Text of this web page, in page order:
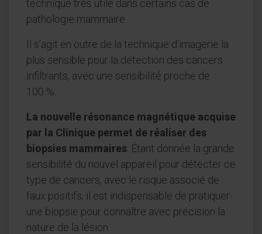
technique très utile dans certains cas de
pathologie mammaire.
Il s’agit en outre de la technique d’imagerie la
plus sensible pour la détection des cancers
infiltrants, avec une sensibilité proche de
100 %.
La nouvelle résonance magnétique acquise
par la Clinique permet de réaliser des
biopsies mammaires . Étant donnée la grande
sensibilité du nouvel appareil pour détecter ce
type de cancers, avec le risque associé de
faux positifs, il est indispensable de pratiquer
une biopsie pour connaître avec précision la
nature de la lésion.